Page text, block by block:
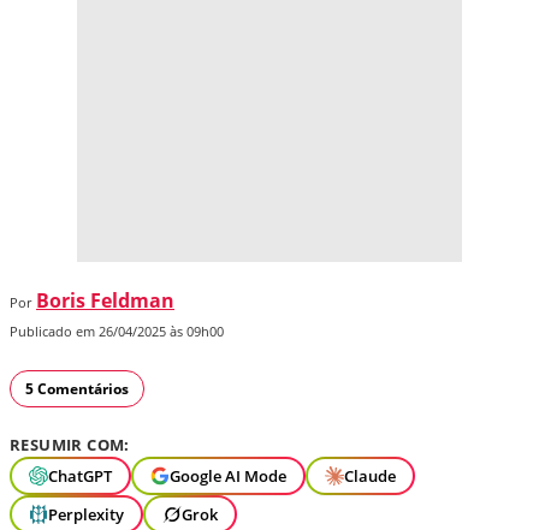
Por Boris Feldman
Publicado em 26/04/2025 às 09h00
5 Comentários
RESUMIR COM:
ChatGPT
Google AI Mode
Claude
Perplexity
Grok